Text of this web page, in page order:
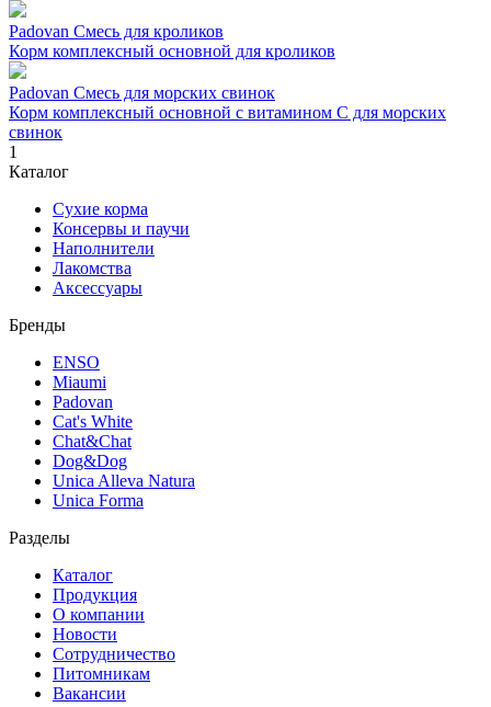
Padovan Смесь для кроликов
Корм комплексный основной для кроликов
Padovan Смесь для морских свинок
Корм комплексный основной с витамином С для морских
свинок
1
Каталог
Сухие корма
Консервы и паучи
Наполнители
Лакомства
Аксессуары
Бренды
ENSO
Miaumi
Padovan
Cat's White
Chat&Chat
Dog&Dog
Unica Alleva Natura
Unica Forma
Разделы
Каталог
Продукция
О компании
Новости
Сотрудничество
Питомникам
Вакансии